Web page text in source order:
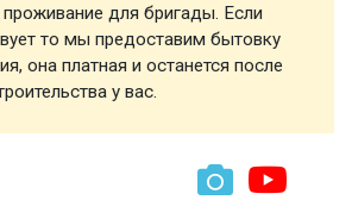
проживание для бригады. Если
то мы предоставим бытовку
она платная и останется после
у вас.